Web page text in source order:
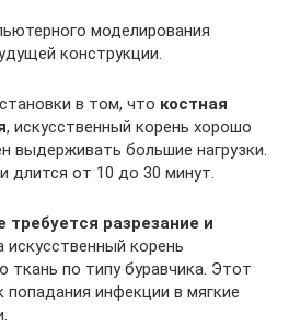
моделирования
конструкции.
в том, что костная
, искусственный корень хорошо
выдерживать большие нагрузки.
длится от 10 до 30 минут.
требуется разрезание и
искусственный корень
ткань по типу буравчика. Этот
инфекции в мягкие